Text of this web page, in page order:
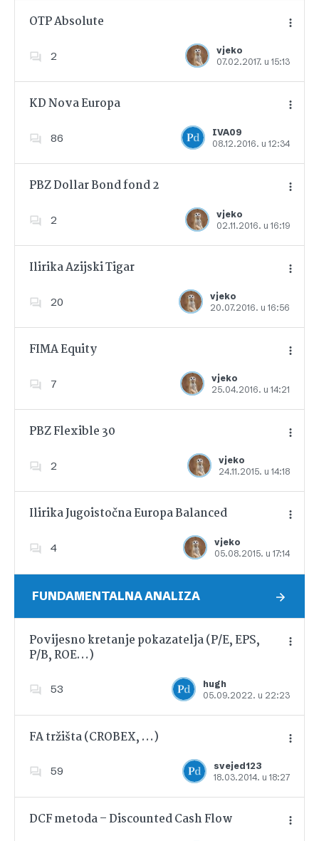
OTP Absolute
2
vjeko
07.02.2017. u 15:13
Dodajte u favorite
KD Nova Europa
86
IVA09
08.12.2016. u 12:34
Dodajte u favorite
PBZ Dollar Bond fond 2
2
vjeko
02.11.2016. u 16:19
Dodajte u favorite
Ilirika Azijski Tigar
20
vjeko
20.07.2016. u 16:56
Dodajte u favorite
FIMA Equity
7
vjeko
25.04.2016. u 14:21
Dodajte u favorite
PBZ Flexible 30
2
vjeko
24.11.2015. u 14:18
Dodajte u favorite
Ilirika Jugoistočna Europa Balanced
4
vjeko
05.08.2015. u 17:14
Dodajte u favorite
FUNDAMENTALNA ANALIZA
Povijesno kretanje pokazatelja (P/E, EPS,
P/B, ROE…)
53
hugh
05.09.2022. u 22:23
Dodajte u favorite
FA tržišta (CROBEX, …)
59
svejed123
18.03.2014. u 18:27
Dodajte u favorite
DCF metoda – Discounted Cash Flow